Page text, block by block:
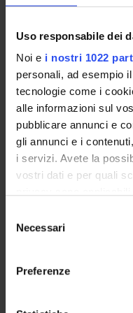
Uso responsabile dei
Noi e i nostri 1022
personali, ad esempio
tecnologie come i
alle informazioni sul
pubblicare annunci e
gli annunci e i
i servizi. Avete la
vostri dati e per quali
modificare o revocare il
momento dalla
delNecessari
Preferenze
GOVERNANCE
COMMISSIONI
UFFICI E STRUTTURE
SERVIZI DI
STRUTTURE DEL
LABORATORI
Contatti